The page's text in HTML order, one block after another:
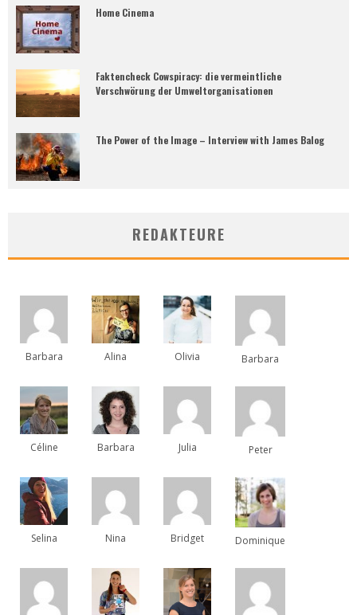
Home Cinema
Faktencheck Cowspiracy: die vermeintliche
Verschwörung der Umweltorganisationen
The Power of the Image – Interview with James Balog
REDAKTEURE
Barbara Alina Olivia Barbara
Céline Barbara Julia Peter
Selina Nina Bridget Dominique